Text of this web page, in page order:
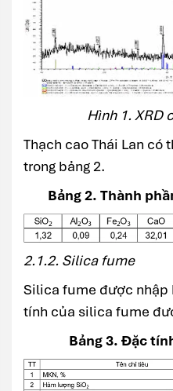
Hình 1. XRD
Thạch cao Thái Lan có
trong bảng 2.
Bảng 2. Thành
2.1.2. Silica fume
Silica fume được
tính của silica fume
Bảng 3. Đặc